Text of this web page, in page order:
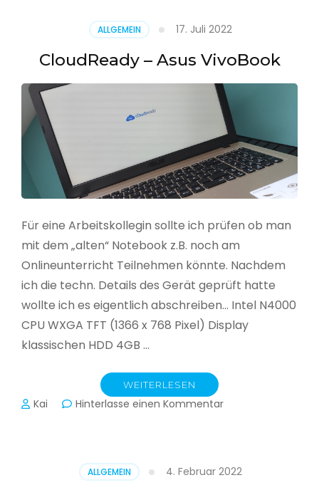
Jahressicherung
ALLGEMEIN 17. Juli 2022
CloudReady – Asus VivoBook
Für eine Arbeitskollegin sollte ich prüfen ob man
mit dem „alten“ Notebook z.B. noch am
Onlineunterricht Teilnehmen könnte. Nachdem
ich die techn. Details des Gerät geprüft hatte
wollte ich es eigentlich abschreiben… Intel N4000
CPU WXGA TFT (1366 x 768 Pixel) Display
klassischen HDD 4GB …
WEITERLESEN
Kai Hinterlasse einen Kommentarzu
ALLGEMEIN 4. Februar 2022